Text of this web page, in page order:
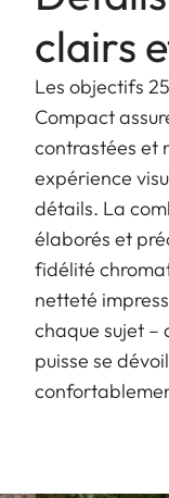
clairs
Les objectifs
Compact
contrastées et
expérience
détails. La
élaborés et
fidélité
netteté
chaque sujet –
puisse se